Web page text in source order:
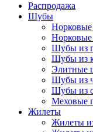
Распродажа
Шубы
Шубы из
Шубы из
Элитные
Шубы из
Шубы из
Меховые
Жилеты
Жилеты